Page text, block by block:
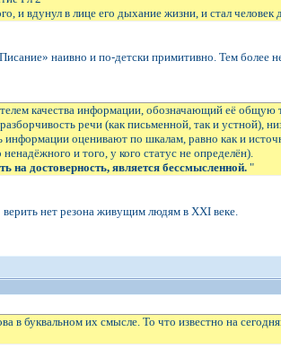
и вдунул в лице его дыхание жизни, и стал
наивно и по-детски примитивно. Тем
качества информации, обозначающий её
речи (как письменной, так и устной),
информации оценивают по шкалам, равно как и
и того, у кого статус не определён).
достоверность, является бессмысленной. "
нет резона живущим людям в XXI веке.
в буквальном их смысле. То что известно на